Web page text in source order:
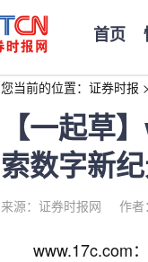
首页
您当前的位置： 证券时报 >
【一起草
索数字新
来源：证券时报网 作者
www.17c.com